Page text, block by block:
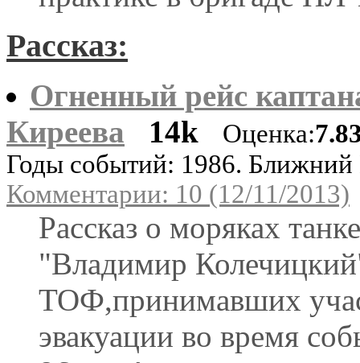
Рассказ:
Огненный рейс
Киреева
14k Оценка:
Годы событий: 1986. Ближний
Комментарии: 10 (12/11/2013)
Рассказ о моряках
"Владимир
ТОФ,принимавших
эвакуации во время